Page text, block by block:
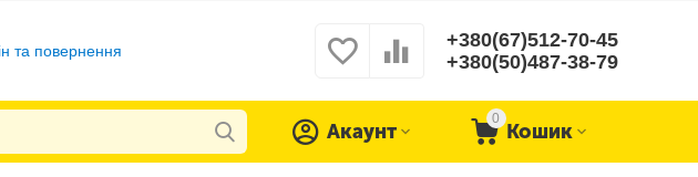
та повернення
+380(67)512-70-45
+380(50)487-38-79
0
Кошик
Акаунт